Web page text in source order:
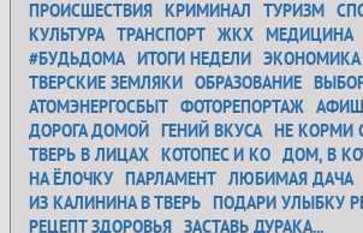
ПРОИСШЕСТВИЯ КРИМИНАЛ ТУРИЗМ
КУЛЬТУРА ТРАНСПОРТ ЖКХ МЕДИЦИНА
#БУДЬДОМА ИТОГИ НЕДЕЛИ ЭКОНОМИКА
ТВЕРСКИЕ ЗЕМЛЯКИ ОБРАЗОВАНИЕ
АТОМЭНЕРГОСБЫТ ФОТОРЕПОРТАЖ
ДОРОГА ДОМОЙ ГЕНИЙ ВКУСА НЕ КОРМИ
ТВЕРЬ В ЛИЦАХ КОТОПЕС И КО ДОМ, В
НА ЁЛОЧКУ ПАРЛАМЕНТ ЛЮБИМАЯ ДАЧА
ИЗ КАЛИНИНА В ТВЕРЬ ПОДАРИ УЛЫБКУ
РЕЦЕПТ ЗДОРОВЬЯ ЗАСТАВЬ ДУРАКА...